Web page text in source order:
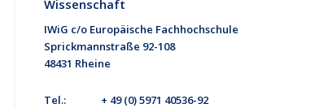
Wissenschaft
IWiG c/o Europäische Fachhochschule
Sprickmannstraße 92-108
48431 Rheine
Tel.:
+ 49 (0) 5971 40536-92